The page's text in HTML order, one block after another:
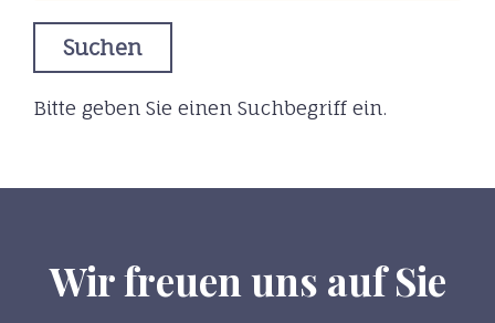
Bitte geben Sie einen Suchbegriff ein.
Wir freuen uns auf Sie